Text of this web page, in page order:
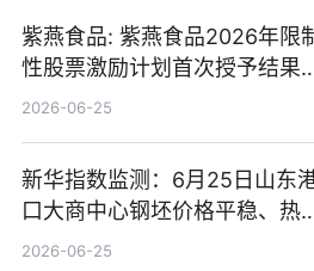
紫燕食品: 紫燕食品2026年限
性股票激励计划首次授予结果
告-微资讯
2026-06-25
新华指数监测：6月25日山东
口大商中心钢坯价格平稳、热
C料价格微幅下跌
2026-06-25